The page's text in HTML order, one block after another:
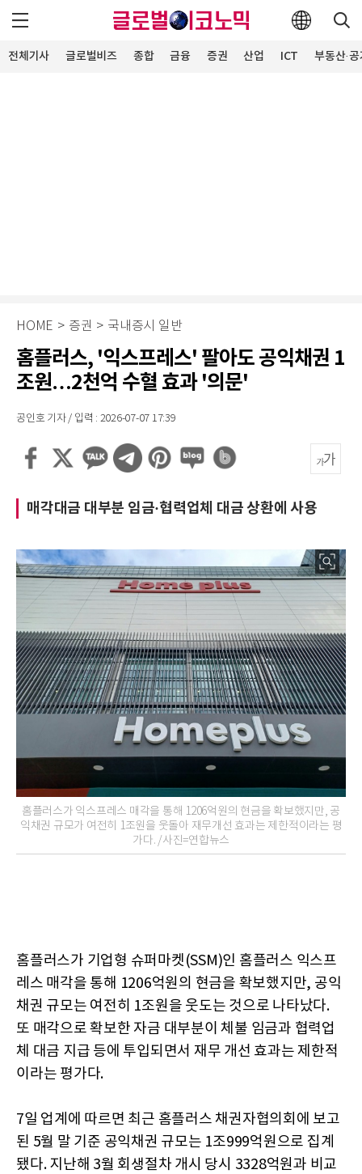
전체기사 글로벌비즈 종합 금융 증권 산업 ICT 부동산·
HOME > 증권 > 국내증시 일반
홈플러스, '익스프레스' 팔아도 공익채권 1
조원…2천억 수혈 효과 '의문'
공인호 기자 / 입력 : 2026-07-07 17:39
매각대금 대부분 임금·협력업체 대금 상환에 사용
홈플러스가 익스프레스 매각을 통해 1206억원의 현금을 확보했지만, 공
익채권 규모가 여전히 1조원을 웃돌아 재무개선 효과는 제한적이라는 평
가다. /사진=연합뉴스
홈플러스가 기업형 슈퍼마켓(SSM)인 홈플러스 익스프
레스 매각을 통해 1206억원의 현금을 확보했지만, 공익
채권 규모는 여전히 1조원을 웃도는 것으로 나타났다.
또 매각으로 확보한 자금 대부분이 체불 임금과 협력업
체 대금 지급 등에 투입되면서 재무 개선 효과는 제한적
이라는 평가다.
7일 업계에 따르면 최근 홈플러스 채권자협의회에 보고
된 5월 말 기준 공익채권 규모는 1조999억원으로 집계
됐다. 지난해 3월 회생절차 개시 당시 3328억원과 비교